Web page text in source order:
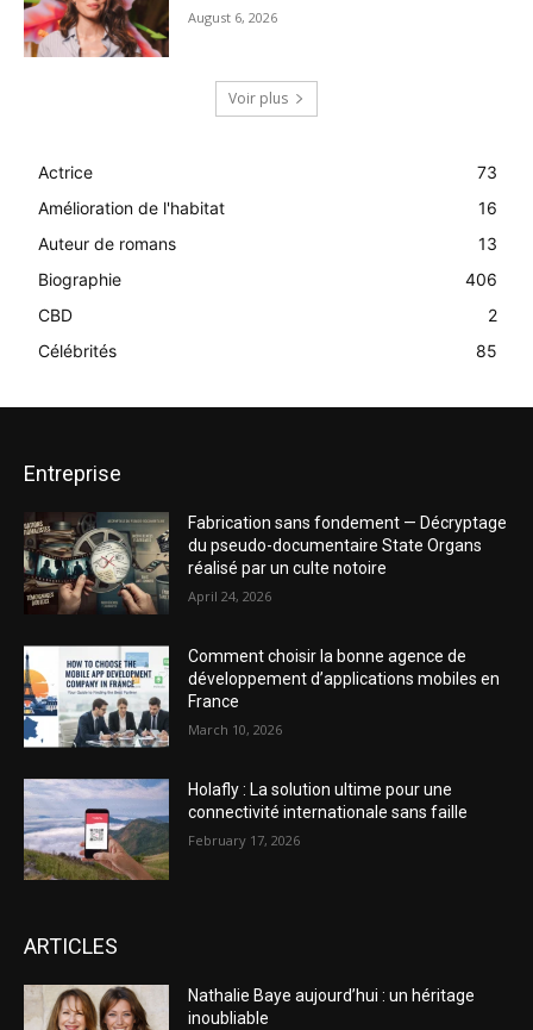
August 6, 2026
Voir plus
Actrice
73
Amélioration de l'habitat
16
Auteur de romans
13
Biographie
406
CBD
2
Célébrités
85
Entreprise
Fabrication sans fondement — Décryptage
du pseudo-documentaire State Organs
réalisé par un culte notoire
April 24, 2026
Comment choisir la bonne agence de
développement d’applications mobiles en
France
March 10, 2026
Holafly : La solution ultime pour une
connectivité internationale sans faille
February 17, 2026
ARTICLES
Nathalie Baye aujourd’hui : un héritage
inoubliable